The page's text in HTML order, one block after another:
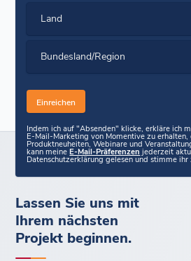
Land
Bundesland/Region
Indem ich auf "Absenden" klicke, erkläre ich
E-Mail-Marketing von Momentive zu erhalten,
Produktneuheiten, Webinare und
kann meineE-Mail-Präferenzen jederzeit
Datenschutzerklärung gelesen und stimme
Lassen Sie uns mit
Ihrem nächsten
Projekt beginnen.